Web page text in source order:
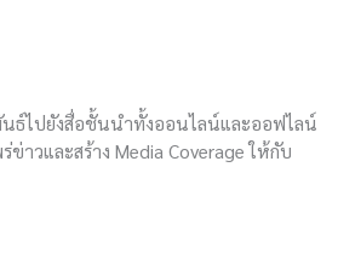
ธ์ไปยังสื่อชั้นนำทั้งออนไลน์และออฟไลน์
ข่าวและสร้าง Media Coverage ให้กับ